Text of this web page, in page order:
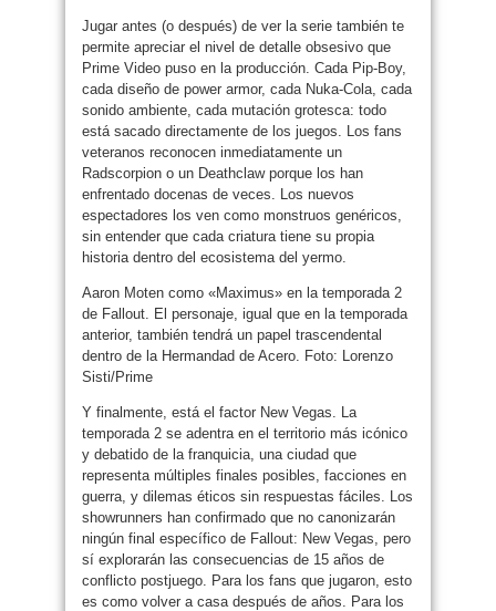
Jugar antes (o después) de ver la serie también te
permite apreciar el nivel de detalle obsesivo que
Prime Video puso en la producción. Cada Pip-Boy,
cada diseño de power armor, cada Nuka-Cola, cada
sonido ambiente, cada mutación grotesca: todo
está sacado directamente de los juegos. Los fans
veteranos reconocen inmediatamente un
Radscorpion o un Deathclaw porque los han
enfrentado docenas de veces. Los nuevos
espectadores los ven como monstruos genéricos,
sin entender que cada criatura tiene su propia
historia dentro del ecosistema del yermo.
Aaron Moten como «Maximus» en la temporada 2
de Fallout. El personaje, igual que en la temporada
anterior, también tendrá un papel trascendental
dentro de la Hermandad de Acero. Foto: Lorenzo
Sisti/Prime
Y finalmente, está el factor New Vegas. La
temporada 2 se adentra en el territorio más icónico
y debatido de la franquicia, una ciudad que
representa múltiples finales posibles, facciones en
guerra, y dilemas éticos sin respuestas fáciles. Los
showrunners han confirmado que no canonizarán
ningún final específico de Fallout: New Vegas, pero
sí explorarán las consecuencias de 15 años de
conflicto postjuego. Para los fans que jugaron, esto
es como volver a casa después de años. Para los